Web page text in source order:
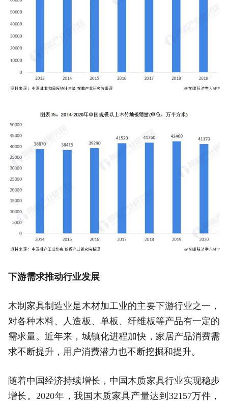
下游需求推动行业发展
木制家具制造业是木材加工业的主要下游行业之一，
对各种木料、人造板、单板、纤维板等产品有一定的
需求量。近年来，城镇化进程加快，家居产品消费需
求不断提升，用户消费潜力也不断挖掘和提升。
随着中国经济持续增长，中国木质家具行业实现稳步
增长。2020年，我国木质家具产量达到32157万件，